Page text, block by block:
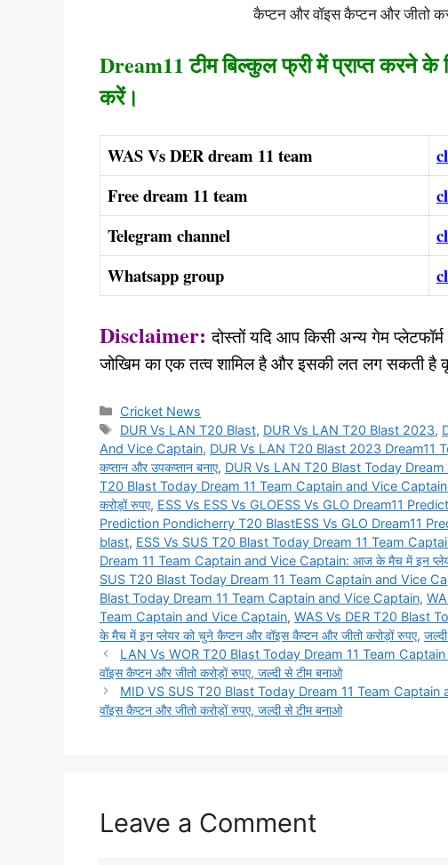
कैप्टन और वॉइस कैप्टन और जीतो
Dream11 टीम बिल्कुल फ्री में प्राप्त करने
करें।
WAS Vs DER dream 11 team
Free dream 11 team
Telegram channel
Whatsapp group
Disclaimer: दोस्तों यदि आप किसी अन्य गेम
जोखिम का एक तत्व शामिल है और इसकी लत लग सकती है
Categories
Cricket News
Tags
DUR Vs LAN T20 Blast, DUR Vs LAN T20 Blast 2023,
And Vice Captain, DUR Vs LAN T20 Blast 2023 Dream11
कप्तान और उपकप्तान बनाए, DUR Vs LAN T20 Blast Today
T20 Blast Today Dream 11 Team Captain and Vice Captain:
करोड़ों रुपए, ESS Vs ESS Vs GLOESS Vs GLO Dream11
Prediction Pondicherry T20 BlastESS Vs GLO Dream11
blast, ESS Vs SUS T20 Blast Today Dream 11 Team
Dream 11 Team Captain and Vice Captain: आज के मैच में इन प्लेयर
SUS T20 Blast Today Dream 11 Team Captain and Vice
Blast Today Dream 11 Team Captain and Vice Captain,
Team Captain and Vice Captain, WAS Vs DER T20 Blast
के मैच में इन प्लेयर को चुने कैप्टन और वॉइस कैप्टन और जीतो करोड़ों रुपए,
LAN Vs WOR T20 Blast Today Dream 11 Team
वॉइस कैप्टन और जीतो करोड़ों रुपए, जल्दी से टीम बनाओ
MID VS SUS T20 Blast Today Dream 11 Team Captain
वॉइस कैप्टन और जीतो करोड़ों रुपए, जल्दी से टीम बनाओ
Leave a Comment